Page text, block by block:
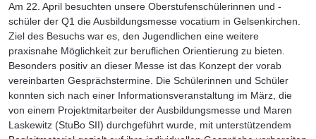
Am 22. April besuchten unsere Oberstufenschülerinnen und -
schüler der Q1 die Ausbildungsmesse vocatium in Gelsenkirchen.
Ziel des Besuchs war es, den Jugendlichen eine weitere
praxisnahe Möglichkeit zur beruflichen Orientierung zu bieten.
Besonders positiv an dieser Messe ist das Konzept der vorab
vereinbarten Gesprächstermine. Die Schülerinnen und Schüler
konnten sich nach einer Informationsveranstaltung im März, die
von einem Projektmitarbeiter der Ausbildungsmesse und Maren
Laskewitz (StuBo SII) durchgeführt wurde, mit unterstützendem